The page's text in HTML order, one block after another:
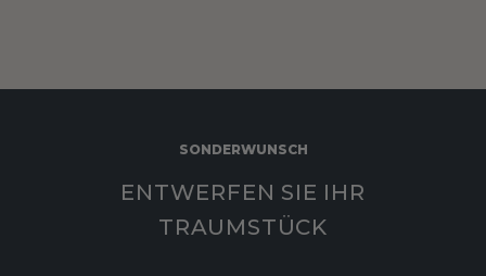
SONDERWUNSCH
ENTWERFEN SIE IHR
TRAUMSTÜCK